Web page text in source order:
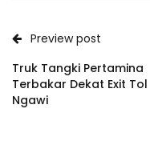
Preview post
Truk Tangki Pertamina
Terbakar Dekat Exit Tol
Ngawi